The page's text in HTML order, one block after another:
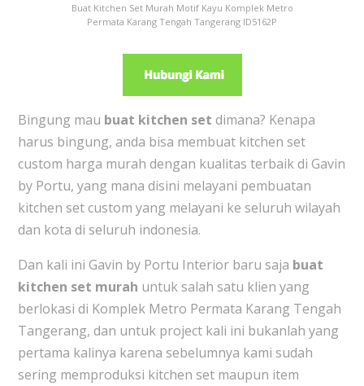
Buat Kitchen Set Murah Motif Kayu Komplek Metro
Permata Karang Tengah Tangerang ID5162P
Bingung mau buat kitchen set dimana? Kenapa
harus bingung, anda bisa membuat kitchen set
custom harga murah dengan kualitas terbaik di Gavin
by Portu, yang mana disini melayani pembuatan
kitchen set custom yang melayani ke seluruh wilayah
dan kota di seluruh indonesia.
Dan kali ini Gavin by Portu Interior baru saja buat
kitchen set murah untuk salah satu klien yang
berlokasi di Komplek Metro Permata Karang Tengah
Tangerang, dan untuk project kali ini bukanlah yang
pertama kalinya karena sebelumnya kami sudah
sering memproduksi kitchen set maupun item